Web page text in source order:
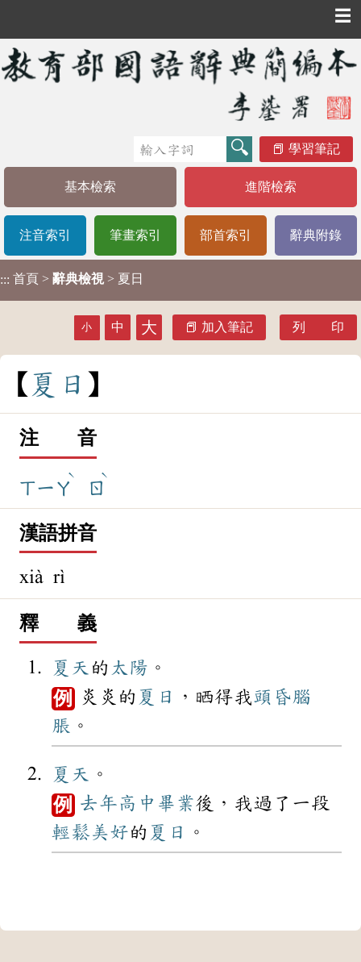
☰
學習筆記
基本檢索 進階檢索
注音索引 筆畫索引 部首索引 辭典附錄
::: 首頁 > 辭典檢視 > 夏日
小 中 大 加入筆記 列 印
夏 日
注 音
ㄒㄧㄚ
ˋ
ㄖ
ˋ
漢語拼音
xià rì
釋 義
夏天 的 太陽 。
例 炎炎的 夏日 ，晒得我頭昏腦
脹 。
夏天 。
例 去年高中 畢業後，我過了一段
輕鬆美好的 夏日 。